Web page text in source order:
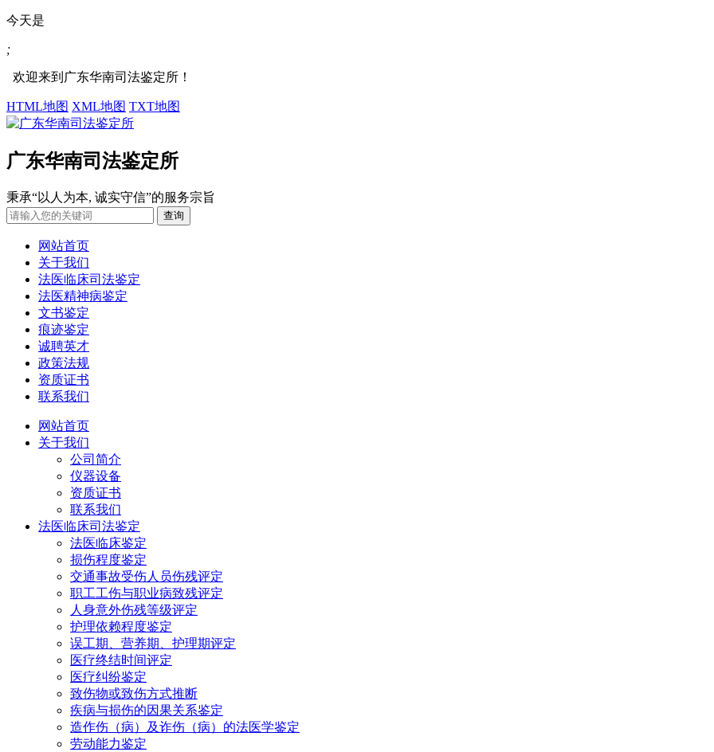
今天是
;
欢迎来到广东华南司法鉴定所！
HTML地图 XML地图 TXT地图
广东华南司法鉴定所
秉承“以人为本, 诚实守信”的服务宗旨
网站首页
关于我们
法医临床司法鉴定
法医精神病鉴定
文书鉴定
痕迹鉴定
诚聘英才
政策法规
资质证书
联系我们
网站首页
关于我们
公司简介
仪器设备
资质证书
联系我们
法医临床司法鉴定
法医临床鉴定
损伤程度鉴定
交通事故受伤人员伤残评定
职工工伤与职业病致残评定
人身意外伤残等级评定
护理依赖程度鉴定
误工期、营养期、护理期评定
医疗终结时间评定
医疗纠纷鉴定
致伤物或致伤方式推断
疾病与损伤的因果关系鉴定
造作伤（病）及诈伤（病）的法医学鉴定
劳动能力鉴定